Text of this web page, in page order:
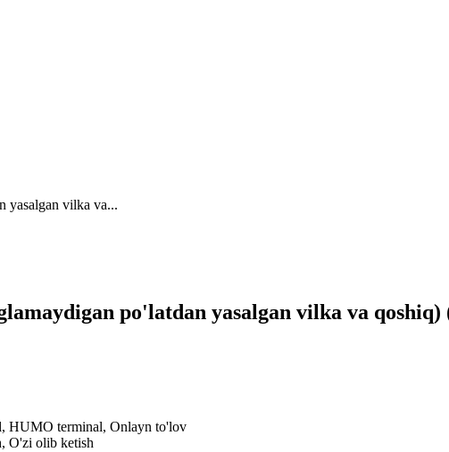
yasalgan vilka va...
po'latdan yasalgan vilka va qoshiq)
HUMO terminal, Onlayn to'lov
O'zi olib ketish